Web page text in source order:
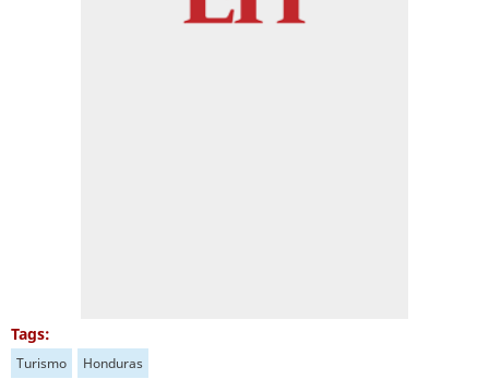
Tags:
Turismo Honduras